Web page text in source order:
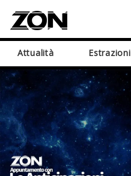
Attualità Estrazioni